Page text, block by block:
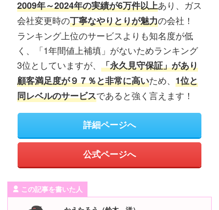
2009年～2024年の実績が6万件以上あり、ガス
会社変更時の丁寧なやりとりが魅力の会社！
ランキング上位のサービスよりも知名度が低
く、「1年間値上補填」がないためランキング
3位としていますが、 「永久見守保証」があり
顧客満足度が９７％と非常に高いため、 1位と
同レベルのサービスであると強く言えます！
詳細ページへ
公式ページへ
この記事を書いた人